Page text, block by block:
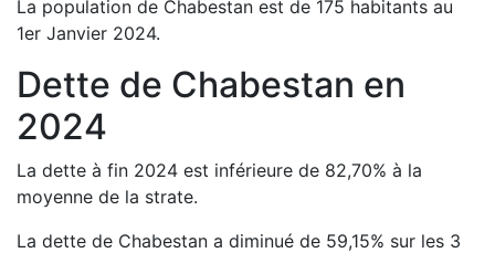
La population de Chabestan est de 175 habitants au
1er Janvier 2024.
Dette de Chabestan en
2024
La dette à fin 2024 est inférieure de 82,70% à la
moyenne de la strate.
La dette de Chabestan a diminué de 59,15% sur les 3